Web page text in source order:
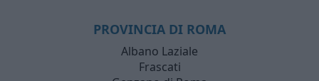
PROVINCIA DI ROMA
Albano Laziale
Frascati